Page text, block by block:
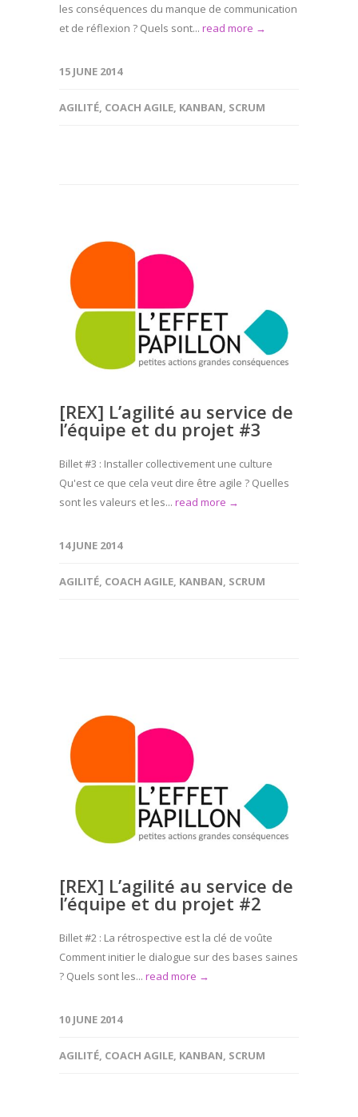
les conséquences du manque de communication
et de réflexion ? Quels sont... read more →
15 JUNE 2014
AGILITÉ, COACH AGILE, KANBAN, SCRUM
[REX] L’agilité au service de
l’équipe et du projet #3
Billet #3 : Installer collectivement une culture
Qu'est ce que cela veut dire être agile ? Quelles
sont les valeurs et les... read more →
14 JUNE 2014
AGILITÉ, COACH AGILE, KANBAN, SCRUM
[REX] L’agilité au service de
l’équipe et du projet #2
Billet #2 : La rétrospective est la clé de voûte
Comment initier le dialogue sur des bases saines
? Quels sont les... read more →
10 JUNE 2014
AGILITÉ, COACH AGILE, KANBAN, SCRUM